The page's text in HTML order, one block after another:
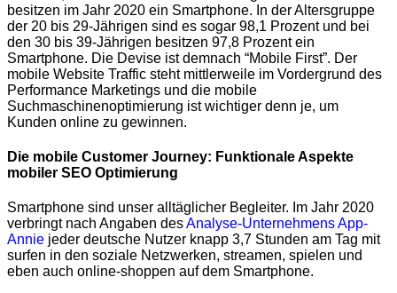
besitzen im Jahr 2020 ein Smartphone. In der Altersgruppe
der 20 bis 29-Jährigen sind es sogar 98,1 Prozent und bei
den 30 bis 39-Jährigen besitzen 97,8 Prozent ein
Smartphone. Die Devise ist demnach “Mobile First”. Der
mobile Website Traffic steht mittlerweile im Vordergrund des
Performance Marketings und die mobile
Suchmaschinenoptimierung ist wichtiger denn je, um
Kunden online zu gewinnen.
Die mobile Customer Journey: Funktionale Aspekte
mobiler SEO Optimierung
Smartphone sind unser alltäglicher Begleiter. Im Jahr 2020
verbringt nach Angaben desAnalyse-Unternehmens App-
Annie jeder deutsche Nutzer knapp 3,7 Stunden am Tag mit
surfen in den soziale Netzwerken, streamen, spielen und
eben auch online-shoppen auf dem Smartphone.